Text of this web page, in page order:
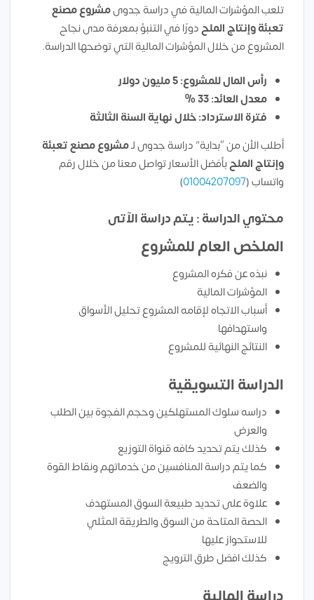
تلعب المؤشرات المالية في دراسة جدوىمشروع مصنع
تعبئة وإنتاج الملحدورًا في التنبؤ بمعرفة مدى نجاح
المشروع من خلال المؤشرات المالية التي توضحها الدراسة.
رأس المال للمشروع: 5 مليون دولار
معدل العائد: 33 %
فترة الاسترداد: خلال نهاية السنة الثالثة
أطلب الأن من “بداية” دراسة جدوى لـمشروع مصنع تعبئة
وإنتاج الملحبأفضل الأسعار تواصل معنا من خلال رقم
واتساب (01004207097
)
محتوي الدراسة : يتم دراسة الآتى
الملخص العام للمشروع
نبذه عن فكره المشروع
المؤشرات المالية
أسباب الاتجاه لإقامه المشروع تحليل الأسواق
واستهدافها
النتائج النهائية للمشروع
الدراسة التسويقية
دراسه سلوك المستهلكين وحجم الفجوة بين الطلب
والعرض
كذلك يتم تحديد كافه قنواة التوزيع
كما يتم دراسة المنافسين من خدماتهم ونقاط القوة
والضعف
علاوة على تحديد طبيعة السوق المستهدف
الحصة المتاحة من السوق والطريقة المثلي
للاستحواز عليها
كذلك افضل طرق الترويج